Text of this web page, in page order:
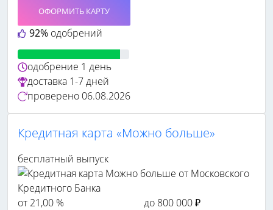
92% одобрений
ОФОРМИТЬ КАРТУ
одобрение 1 день
доставка 1-7 дней
проверено 06.08.2026
Кредитная карта «Можно больше»
бесплатный выпуск
от 21,00 % до 800 000 ₽